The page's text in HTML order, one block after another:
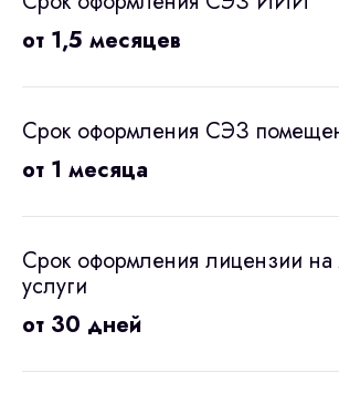
от 1,5 месяцев
Срок оформления СЭЗ
от 1 месяца
Срок оформления лицензии
услуги
от 30 дней